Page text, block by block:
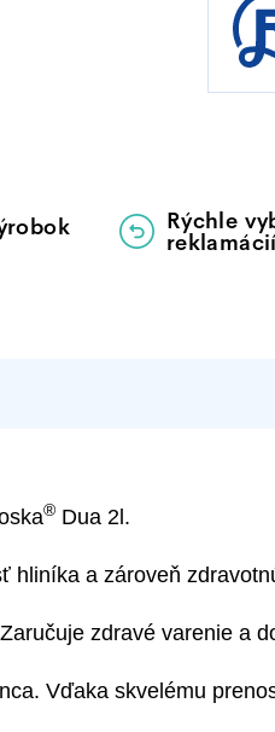
Rýchle
reklamácií
® Dua 2l.
a zároveň
zdravé varenie a
Vďaka skvelému